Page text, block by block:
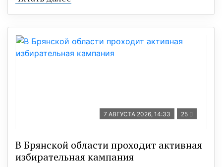
7 АВГУСТА 2026, 14:33 25
В Брянской области проходит активная
избирательная кампания